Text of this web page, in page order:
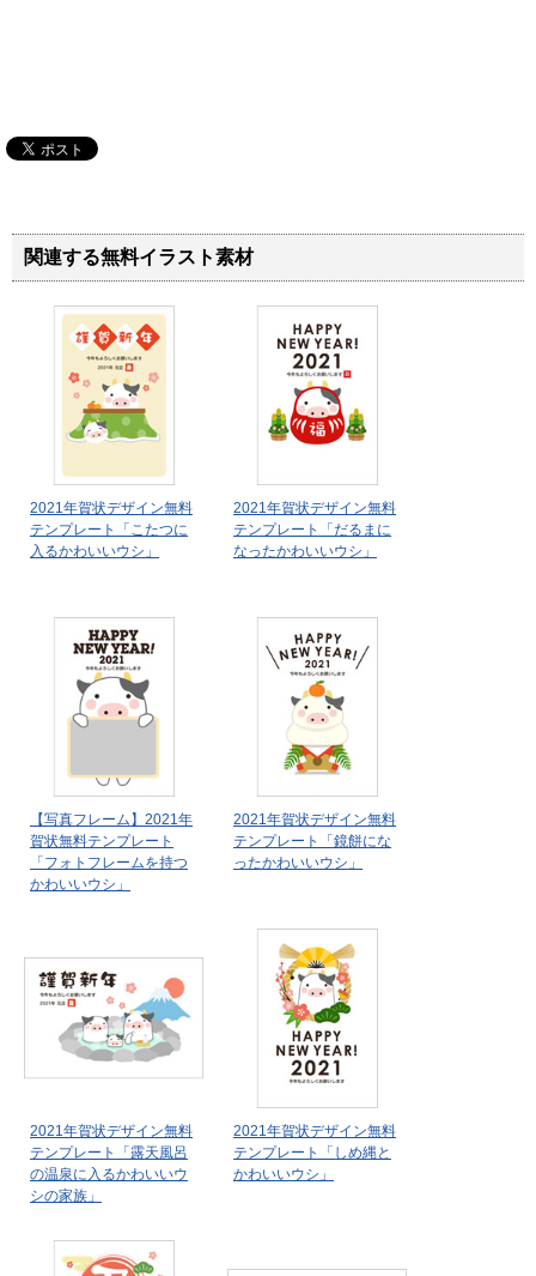
関連する無料イラスト素材
2021年賀状デザイン無料
テンプレート「こたつに
入るかわいいウシ」
2021年賀状デザイン無料
テンプレート「だるまに
なったかわいいウシ」
【写真フレーム】2021年
賀状無料テンプレート
「フォトフレームを持つ
かわいいウシ」
2021年賀状デザイン無料
テンプレート「鏡餅にな
ったかわいいウシ」
2021年賀状デザイン無料
テンプレート「露天風呂
の温泉に入るかわいいウ
シの家族」
2021年賀状デザイン無料
テンプレート「しめ縄と
かわいいウシ」